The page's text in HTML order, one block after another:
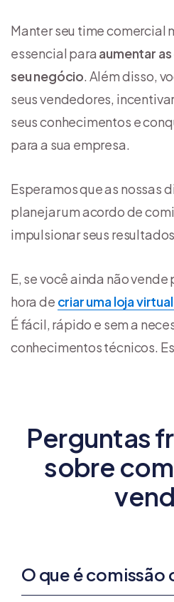
Manter seu time comercial
essencial para aumentar
seu negócio. Além disso,
seus vendedores,
seus conhecimentos e
para a sua empresa.
Esperamos que as nossas
planejar um acordo de
impulsionar seus
E, se você ainda não
hora de criar uma loja
É fácil, rápido e sem a
conhecimentos técnicos.
Perguntas
sobre
O que é comissão